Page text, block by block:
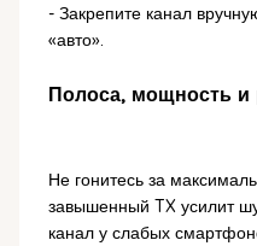
- Закрепите канал
«авто».
Полоса, мощность
Не гонитесь за
завышенный TX усилит
канал у слабых